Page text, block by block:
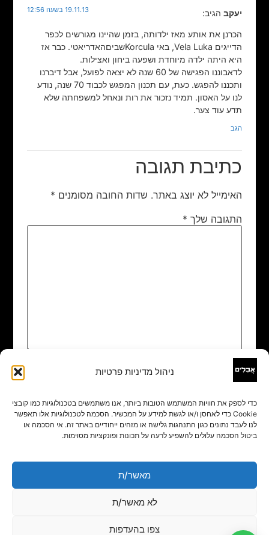
ניהול מדיניות פרטיות
כדי לספק את חוויות המשתמש הטובות ביותר, אנו משתמשים בטכנולוגיות כמו קובצי
Cookie כדי לאחסן ו/או לגשת למידע על המכשיר. הסכמה לטכנולוגיות אלו תאפשר
לנו לעבד נתונים כגון התנהגות גלישה או מזהים ייחודיים באתר זה. אי הסכמה או
ביטול הסכמה עלולים להשפיע לרעה על תכונות ופונקציות מסוימות.
מאשר/ת
לא מאשר/ת
צפו בהעדפות
יעקב הגיב: 19.11.13 בשעה 12:56
הכרנן את אותע מאז ילדותה, בזמן שהיינו מגורשים לכפר
הדייגים Vela Luka, באי Korculaשביםהאדריאטי. כבר אז
היא היתה ילדה מיוחדת ושפעה ביחון ואצילות.
לדאבוננו הפגישה של 60 שנה לא יצאה לפועל, אבל דיברנו
ותכננו להפגש. כעת, עם תכנון המפגש לכבוד 70 שנה, נודע
לנו על האסון. תמיד נזכור את רות ונאחל למשפחתה שלא
תדע עוד צער.
הגב
כתיבת תגובה
האימייל לא יוצג באתר. שדות החובה מסומנים *
התגובה שלך *
שם
אימייל*